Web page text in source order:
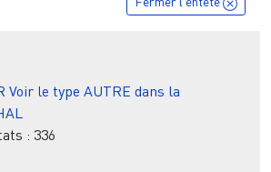
Voir le type AUTRE dans la
: 336